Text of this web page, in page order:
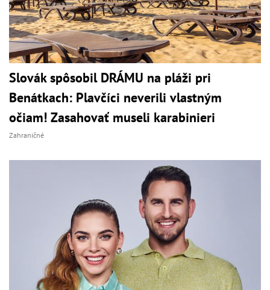
Slovák spôsobil DRÁMU na pláži pri
Benátkach: Plavčíci neverili vlastným
očiam! Zasahovať museli karabinieri
Zahraničné